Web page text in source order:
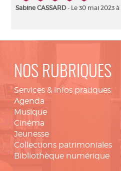
Sabine CASSARD- Le 30 mai 2023 à
NOS RUBRIQUES
Services & infos pratiques
Agenda
Musique
Cinéma
Jeunesse
Collections patrimoniales
Bibliothèque numérique